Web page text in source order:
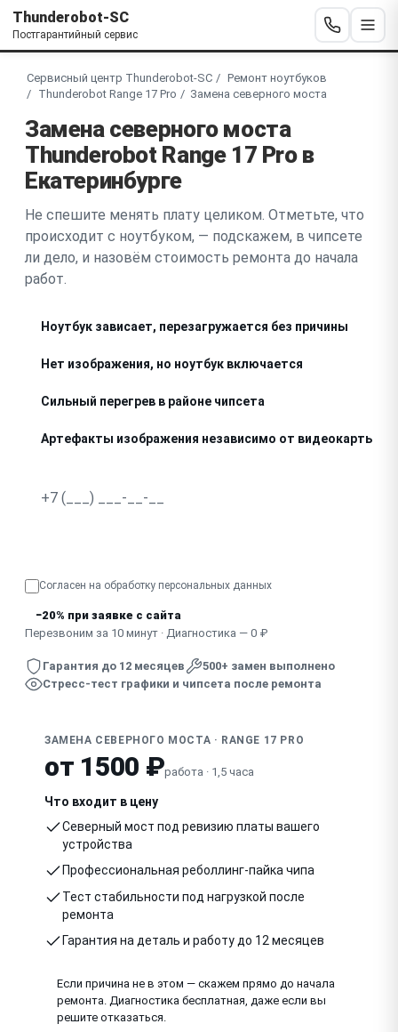
Thunderobot-SC
Постгарантийный сервис
Сервисный центр Thunderobot-SC
Ремонт ноутбуков
Thunderobot Range 17 Pro
Замена северного моста
Замена северного моста
Thunderobot Range 17 Pro в
Екатеринбурге
Не спешите менять плату целиком. Отметьте, что
происходит с ноутбуком, — подскажем, в чипсете
ли дело, и назовём стоимость ремонта до начала
работ.
Ноутбук зависает, перезагружается без причины
Нет изображения, но ноутбук включается
Сильный перегрев в районе чипсета
Артефакты изображения независимо от видеокарты
Согласен на обработку персональных данных
−20% при заявке с сайта
Перезвоним за 10 минут · Диагностика — 0 ₽
Гарантия до 12 месяцев
500+ замен выполнено
Стресс-тест графики и чипсета после ремонта
ЗАМЕНА СЕВЕРНОГО МОСТА · RANGE 17 PRO
от 1500 ₽работа · 1,5 часа
Что входит в цену
Северный мост под ревизию платы вашего
устройства
Профессиональная реболлинг-пайка чипа
Тест стабильности под нагрузкой после
ремонта
Гарантия на деталь и работу до 12 месяцев
Если причина не в этом — скажем прямо до начала
ремонта. Диагностика бесплатная, даже если вы
решите отказаться.